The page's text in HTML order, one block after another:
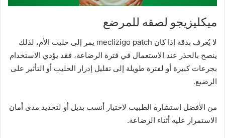
ميكليزيجو لصقه للمرضع
لا يُعرف بدقة إذا كان meclizigo patch يمر إلى حليب الأم، لذلك
ينصح بالحذر عند الاستعمال في فترة الرضاعة، فقد يؤدي الاستخدام
بجرعات كبيرة أو لفترة طويلة إلى تقليل إدرار الحليب أو التأثير على
الرضيع.
من الأفضل استشارة الطبيب لاختيار أنسب بديل أو لتحديد مدى أمان
الاستمرار عليه أثناء الرضاعة.